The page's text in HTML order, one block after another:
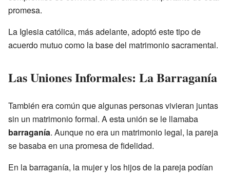
promesa.
La Iglesia católica, más adelante, adoptó este tipo de
acuerdo mutuo como la base del matrimonio sacramental.
Las Uniones Informales: La Barraganía
También era común que algunas personas vivieran juntas
sin un matrimonio formal. A esta unión se le llamaba
barraganía. Aunque no era un matrimonio legal, la pareja
se basaba en una promesa de fidelidad.
En la barraganía, la mujer y los hijos de la pareja podían